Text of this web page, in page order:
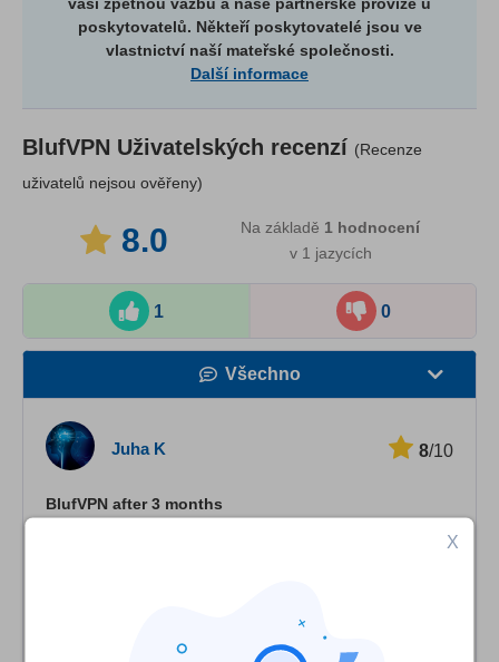
vaši zpětnou vazbu a naše partnerské provize u
poskytovatelů. Někteří poskytovatelé jsou ve
vlastnictví naší mateřské společnosti.
Další informace
BlufVPN Uživatelských recenzí (Recenze
uživatelů nejsou ověřeny)
8.0 Na základě 1 hodnocení
v 1 jazycích
1 0
Všechno
Bezpečnost
Juha K 8/10
BlufVPN after 3 months
for a yearly subscription, it's been working as expected. I
have mainly used it to access HBO and Netflix shows,
X